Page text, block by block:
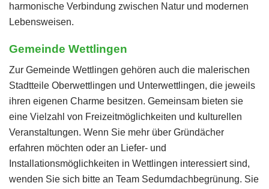
harmonische Verbindung zwischen Natur und modernen
Lebensweisen.
Gemeinde Wettlingen
Zur Gemeinde Wettlingen gehören auch die malerischen
Stadtteile Oberwettlingen und Unterwettlingen, die jeweils
ihren eigenen Charme besitzen. Gemeinsam bieten sie
eine Vielzahl von Freizeitmöglichkeiten und kulturellen
Veranstaltungen. Wenn Sie mehr über Gründächer
erfahren möchten oder an Liefer- und
Installationsmöglichkeiten in Wettlingen interessiert sind,
wenden Sie sich bitte an Team Sedumdachbegrünung. Sie